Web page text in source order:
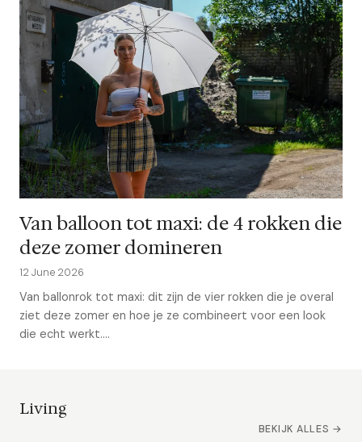
Van balloon tot maxi: de 4 rokken die
deze zomer domineren
12 June 2026
Van ballonrok tot maxi: dit zijn de vier rokken die je overal
ziet deze zomer en hoe je ze combineert voor een look
die echt werkt....
Living
BEKIJK ALLES →